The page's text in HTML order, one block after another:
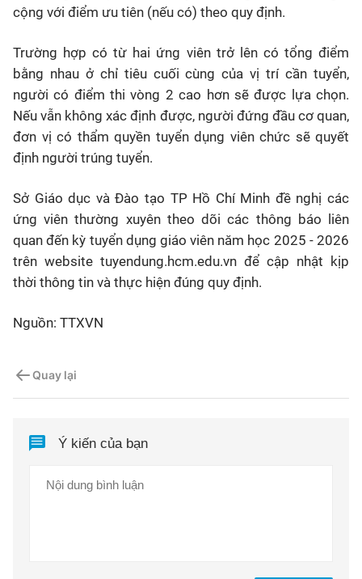
cộng với điểm ưu tiên (nếu có) theo quy định.
Trường hợp có từ hai ứng viên trở lên có tổng điểm
bằng nhau ở chỉ tiêu cuối cùng của vị trí cần tuyển,
người có điểm thi vòng 2 cao hơn sẽ được lựa chọn.
Nếu vẫn không xác định được, người đứng đầu cơ quan,
đơn vị có thẩm quyền tuyển dụng viên chức sẽ quyết
định người trúng tuyển.
Sở Giáo dục và Đào tạo TP Hồ Chí Minh đề nghị các
ứng viên thường xuyên theo dõi các thông báo liên
quan đến kỳ tuyển dụng giáo viên năm học 2025 - 2026
trên website tuyendung.hcm.edu.vn để cập nhật kịp
thời thông tin và thực hiện đúng quy định.
Nguồn: TTXVN
Quay lại
Ý kiến của bạn